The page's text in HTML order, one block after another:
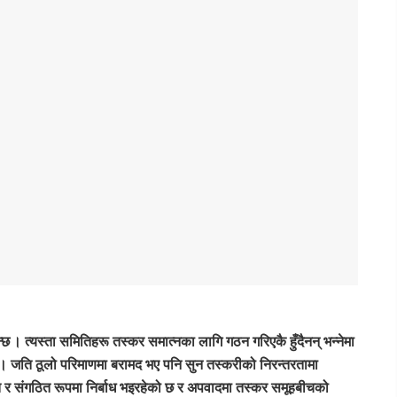
। त्यस्ता समितिहरू तस्कर समात्नका लागि गठन गरिएकै हुँदैनन् भन्नेमा
ठूलो परिमाणमा बरामद भए पनि सुन तस्करीको निरन्तरतामा
संगठित रूपमा निर्बाध भइरहेको छ र अपवादमा तस्कर समूहबीचको